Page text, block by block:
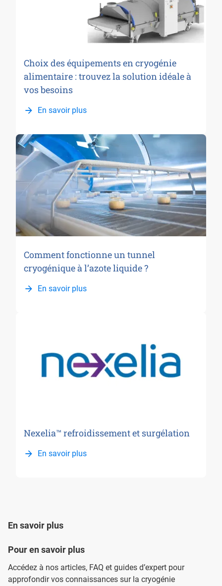
Choix des équipements en cryogénie
alimentaire : trouvez la solution idéale à
vos besoins
En savoir plus
Comment fonctionne un tunnel
cryogénique à l’azote liquide ?
En savoir plus
Nexelia™ refroidissement et surgélation
En savoir plus
En savoir plus
Pour en savoir plus
Accédez à nos articles, FAQ et guides d’expert pour
approfondir vos connaissances sur la cryogénie